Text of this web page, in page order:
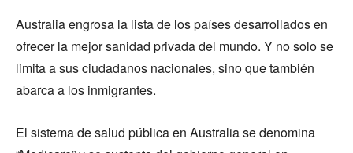
Australia engrosa la lista de los países desarrollados en
ofrecer la mejor sanidad privada del mundo. Y no solo se
limita a sus ciudadanos nacionales, sino que también
abarca a los inmigrantes.
El sistema de salud pública en Australia se denomina